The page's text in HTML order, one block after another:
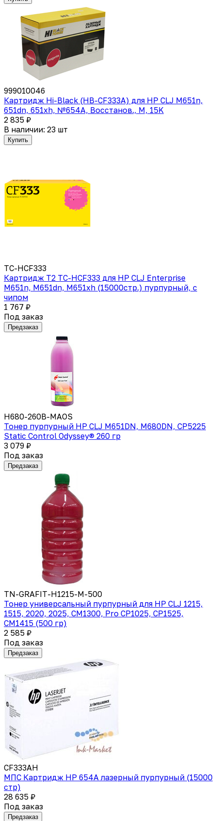
999010046
Картридж Hi-Black (HB-CF333A) для HP CLJ M651n,
651dn, 651xh, №654A, Восстанов., M, 15K
2 835 ₽
В наличии: 23 шт
Купить
TC-HCF333
Картридж T2 TC-HCF333 для HP CLJ Enterprise
M651n, M651dn, M651xh (15000стр.) пурпурный, с
чипом
1 767 ₽
Под заказ
Предзаказ
H680-260B-MAOS
Тонер пурпурный HP CLJ M651DN, M680DN, CP5225
Static Control Odyssey® 260 гр
3 079 ₽
Под заказ
Предзаказ
TN-GRAFIT-H1215-M-500
Тонер универсальный пурпурный для HP CLJ 1215,
1515, 2020, 2025, CM1300, Pro CP1025, CP1525,
CM1415 (500 гр)
2 585 ₽
Под заказ
Предзаказ
CF333AH
МПС Картридж HP 654A лазерный пурпурный (15000
стр)
28 635 ₽
Под заказ
Предзаказ